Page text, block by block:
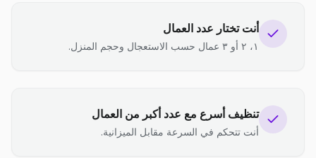
أنت تختار عدد العمال
١، ٢ أو ٣ عمال حسب الاستعجال وحجم المنزل.
تنظيف أسرع مع عدد أكبر من العمال
أنت تتحكم في السرعة مقابل الميزانية.